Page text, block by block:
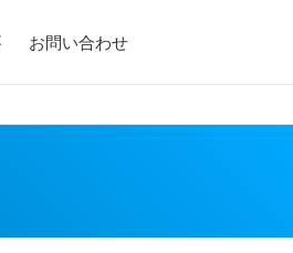
お問い合わせ